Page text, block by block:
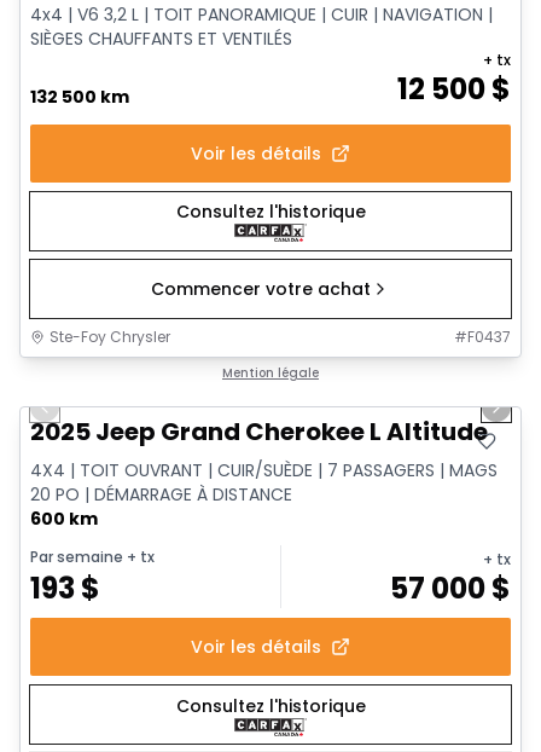
4x4 | V6 3,2 L | TOIT PANORAMIQUE | CUIR | NAVIGATION |
SIÈGES CHAUFFANTS ET VENTILÉS
132 500 km 12 500$
+ tx
Voir les détails
Consultez l'historique
Commencer votre achat
Ste-Foy Chrysler #F0437
Mention légale
Previous slide Next
2025 Jeep Grand Cherokee L Altitude
4X4 | TOIT OUVRANT | CUIR/SUÈDE | 7 PASSAGERS | MAGS
20 PO | DÉMARRAGE À DISTANCE
600 km
Par semaine + tx
193$
+ tx
57 000$
Voir les détails
Consultez l'historique